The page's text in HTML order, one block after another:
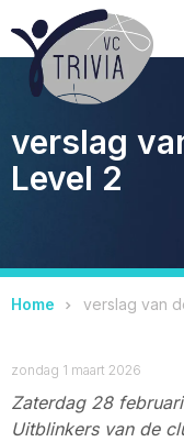
verslag
Level 2
Home verslag van
zondag 1 maart 2026
Zaterdag 28
Uitblinkers van de